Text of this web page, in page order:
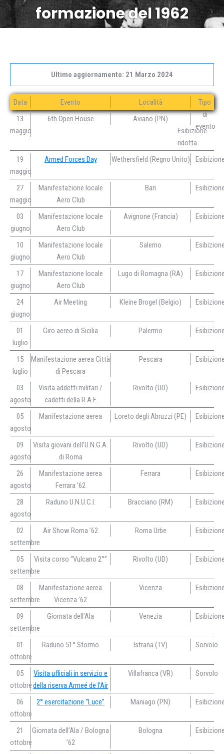
formazione del 1962
Ultimo aggiornamento: 21 Marzo 2024
Data Evento Località
Tipo
di
evento
13
maggio
6th Open House
Aviano (PN)
Esibizione
ridotta
19
maggio
Armed Forces Day Wethersfield (Regno Unito)
27
maggio
Manifestazione locale
Aero Club
Bari
03
giugno
Manifestazione locale
Aero Club
Avignone (Francia)
10
giugno
Manifestazione locale
Aero Club
Salerno
17
giugno
Manifestazione locale
Aero Club
Lugo di Romagna (RA)
24
giugno
Air Meeting Kleine Brogel (Belgio)
01
luglio
Giro aereo di Sicilia Palermo
15
luglio
Manifestazione aerea Città
di Pescara
Pescara
03
agosto
Visita addetti militari /
cadetti della R.A.F.
Rivolto (UD)
05
agosto
Manifestazione aerea Loreto degli Abruzzi (PE)
09
agosto
Visita giovani dell’U.N.G.A.
di Roma
Rivolto (UD)
26
agosto
Manifestazione aerea
Ferrara ’62
Ferrara
28
agosto
Raduno U.N.U.C.I. Bracciano (RM)
02
settembre
Air Show Roma ’62 Roma Urbe
05
settembre
Visita corso “Vulcano 2°” Rivolto (UD)
08
settembre
Manifestazione aerea
Vicenza ’62
Vicenza
09
settembre
Giornata dell’Ala Venezia
01
ottobre
Raduno 51° Stormo Istrana (TV) Sorvolo
05
ottobre
Visita ufficiali in servizio e
della riserva Armeé de l’Air
Villafranca (VR) Sorvolo
06
ottobre
2° esercitazione “Luce” Maniago (PN)
21
ottobre
Giornata dell’Ala / Bologna
’62
Bologna